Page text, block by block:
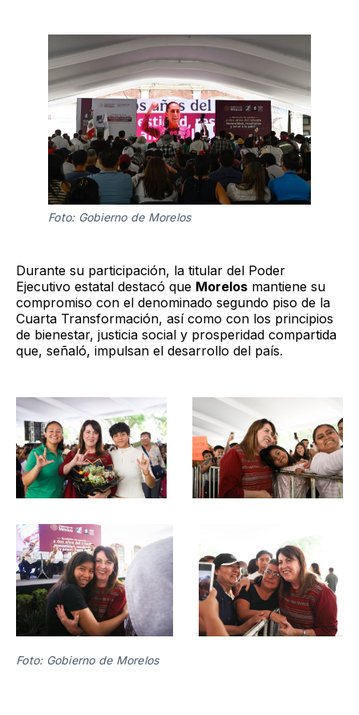
Foto: Gobierno de Morelos
Durante su participación, la titular del Poder
Ejecutivo estatal destacó que Morelos mantiene su
compromiso con el denominado segundo piso de la
Cuarta Transformación, así como con los principios
de bienestar, justicia social y prosperidad compartida
que, señaló, impulsan el desarrollo del país.
Foto: Gobierno de Morelos